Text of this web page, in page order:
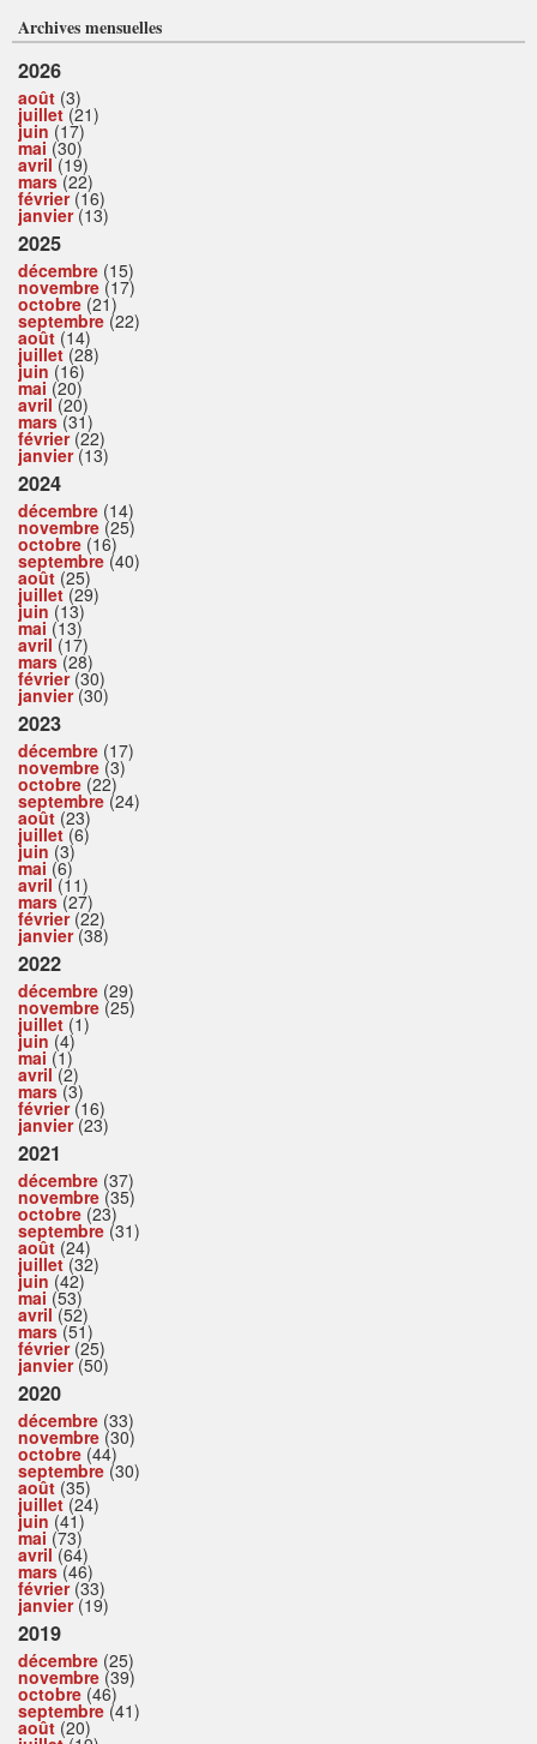
Archives mensuelles
2026
août (3)
juillet(21)
juin (17)
mai (30)
avril(19)
mars(22)
février(16)
janvier(13)
2025
décembre (15)
novembre (17)
octobre (21)
septembre (22)
août (14)
juillet(28)
juin (16)
mai (20)
avril(20)
mars(31)
février(22)
janvier(13)
2024
décembre (14)
novembre (25)
octobre (16)
septembre (40)
août (25)
juillet(29)
juin (13)
mai (13)
avril(17)
mars(28)
février(30)
janvier(30)
2023
décembre (17)
novembre (3)
octobre (22)
septembre (24)
août (23)
juillet(6)
juin (3)
mai (6)
avril(11)
mars(27)
février(22)
janvier(38)
2022
décembre (29)
novembre (25)
juillet (1)
juin (4)
mai (1)
avril(2)
mars(3)
février(16)
janvier(23)
2021
décembre (37)
novembre (35)
octobre (23)
septembre (31)
août (24)
juillet(32)
juin (42)
mai (53)
avril(52)
mars(51)
février(25)
janvier(50)
2020
décembre (33)
novembre (30)
octobre (44)
septembre (30)
août (35)
juillet(24)
juin (41)
mai (73)
avril(64)
mars(46)
février(33)
janvier(19)
2019
décembre (25)
novembre (39)
octobre (46)
septembre (41)
août (20)